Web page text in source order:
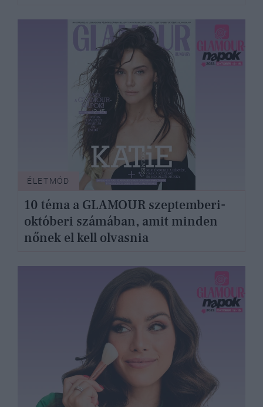
ÉLETMÓD
10 téma a GLAMOUR szeptemberi-
októberi számában, amit minden
nőnek el kell olvasnia